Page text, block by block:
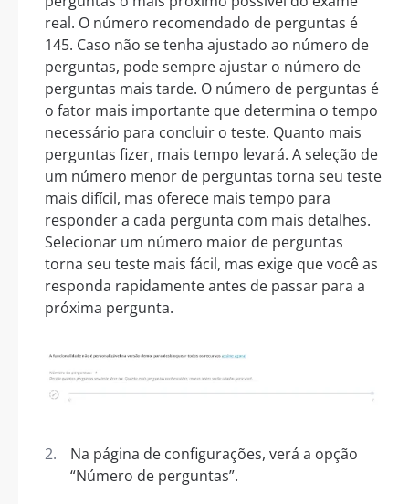
real. O número recomendado de perguntas é
145. Caso não se tenha ajustado ao número de
perguntas, pode sempre ajustar o número de
perguntas mais tarde. O número de perguntas é
o fator mais importante que determina o tempo
necessário para concluir o teste. Quanto mais
perguntas fizer, mais tempo levará. A seleção de
um número menor de perguntas torna seu teste
mais difícil, mas oferece mais tempo para
responder a cada pergunta com mais detalhes.
Selecionar um número maior de perguntas
torna seu teste mais fácil, mas exige que você as
responda rapidamente antes de passar para a
próxima pergunta.
Na página de configurações, verá a opção
“Número de perguntas”.